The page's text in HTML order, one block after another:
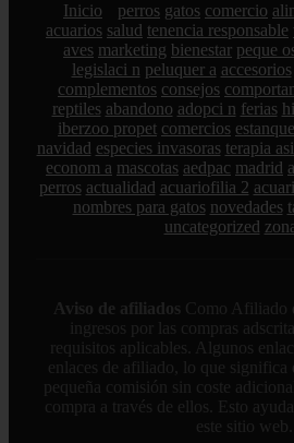
Inicio perros gatos comercio
acuarios salud tenencia responsable
aves marketing bienestar peque
legislaci n peluquer a accesorios
complementos consejos
reptiles abandono adopci n ferias
iberzoo propet comercios
navidad especies invasoras terapia
econom a mascotas aedpac madrid
perros actualidad acuariofilia 2
nombres para gatos novedades
uncategorized
Aviso de afiliados Como Afiliado
ingresos por las compras
requisitos aplicables. Algunos
enlaces de afiliado, lo que significa
pequeña comisión sin coste
compra a través de ellos. Esto
este sitio web.